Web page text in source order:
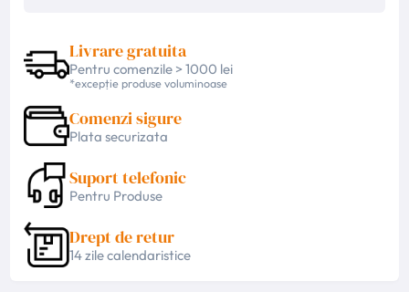
Livrare gratuita
Pentru comenzile > 1000 lei
*excepție produse voluminoase
Comenzi sigure
Plata securizata
Suport telefonic
Pentru Produse
Drept de retur
14 zile calendaristice